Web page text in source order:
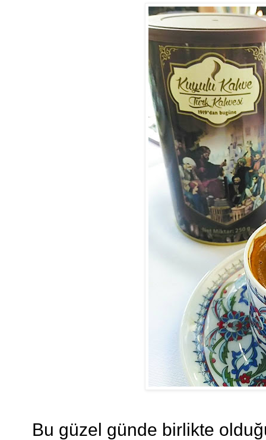
Bu güzel günde birlikte